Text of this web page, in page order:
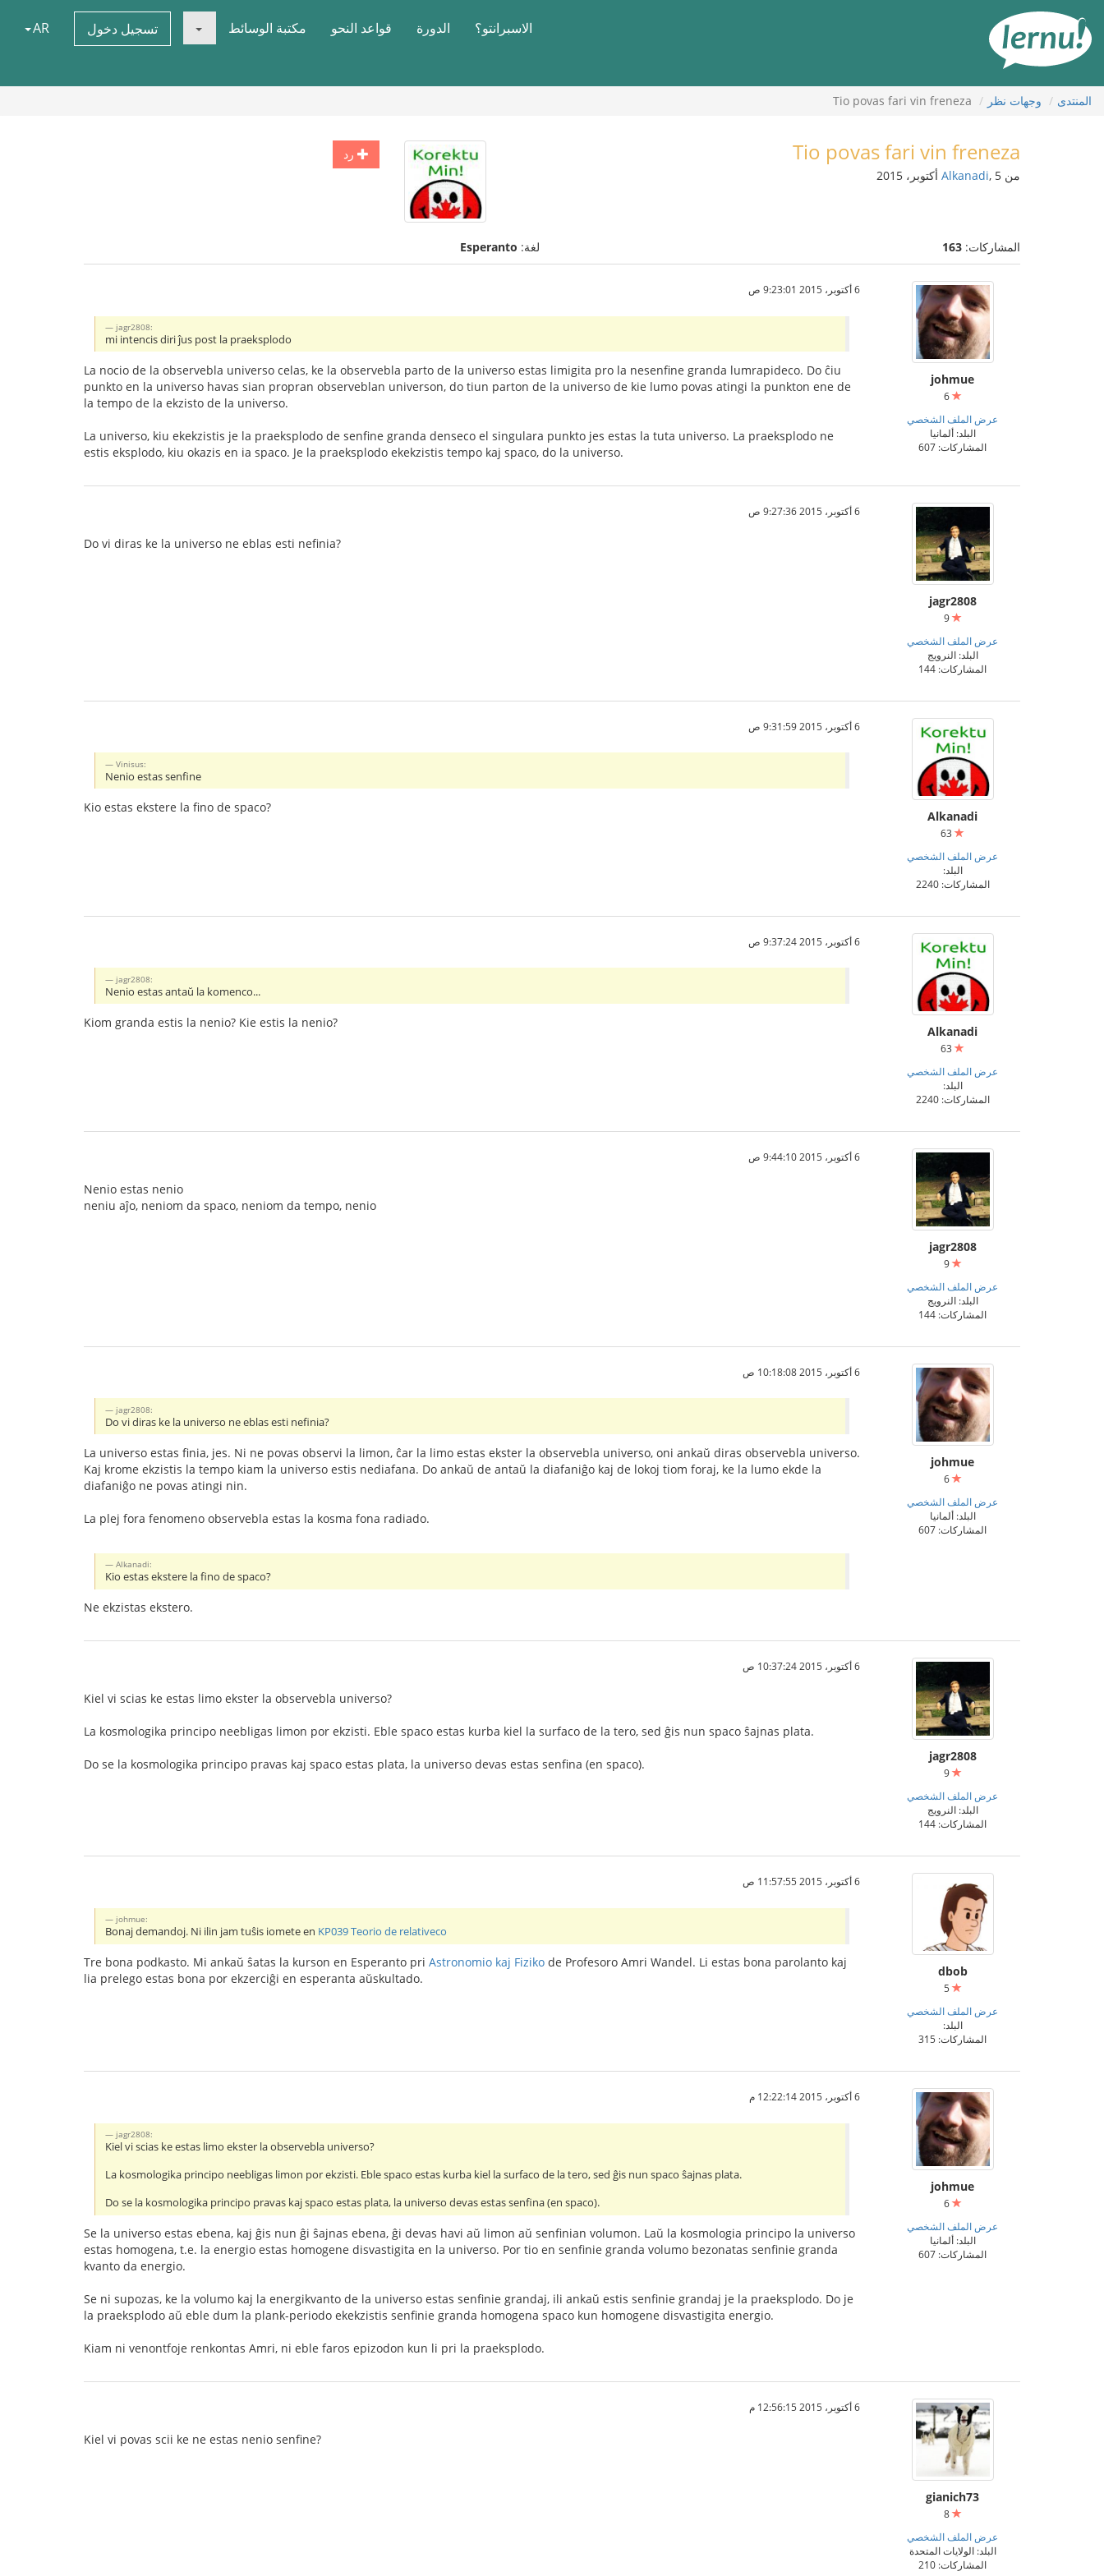
المحتويات
الاسبرانتو؟ الدورة قواعد النحو مكتبة الوسائط تسجيل دخول AR
المنتدى وجهات نظر Tio povas fari vin freneza
رد Tio povas fari vin freneza
من Alkanadi, 5 أكتوبر، 2015
المشاركات: 163 لغة: Esperanto
johmue
6
عرض الملف الشخصي
البلد: ألمانيا
المشاركات: 607
6 أكتوبر، 2015 9:23:01 ص
jagr2808:
mi intencis diri ĵus post la praeksplodo
La nocio de la observebla universo celas, ke la observebla parto de la universo estas limigita pro la nesenfine granda lumrapideco. Do ĉiu
punkto en la universo havas sian propran observeblan universon, do tiun parton de la universo de kie lumo povas atingi la punkton ene de
la tempo de la ekzisto de la universo.
La universo, kiu ekekzistis je la praeksplodo de senfine granda denseco el singulara punkto jes estas la tuta universo. La praeksplodo ne
estis eksplodo, kiu okazis en ia spaco. Je la praeksplodo ekekzistis tempo kaj spaco, do la universo.
jagr2808
9
عرض الملف الشخصي
البلد: النرويج
المشاركات: 144
6 أكتوبر، 2015 9:27:36 ص
Do vi diras ke la universo ne eblas esti nefinia?
Alkanadi
عرض الملف الشخصي
البلد:
المشاركات: 2240
6 أكتوبر، 2015 9:31:59 ص
Vinisus:
Nenio estas senfine
Kio estas ekstere la fino de spaco?
Alkanadi
عرض الملف الشخصي
البلد:
المشاركات: 2240
6 أكتوبر، 2015 9:37:24 ص
jagr2808:
Nenio estas antaŭ la komenco...
Kiom granda estis la nenio? Kie estis la nenio?
jagr2808
9
عرض الملف الشخصي
البلد: النرويج
المشاركات: 144
6 أكتوبر، 2015 9:44:10 ص
Nenio estas nenio
neniu aĵo, neniom da spaco, neniom da tempo, nenio
johmue
6
عرض الملف الشخصي
البلد: ألمانيا
المشاركات: 607
6 أكتوبر، 2015 10:18:08 ص
jagr2808:
Do vi diras ke la universo ne eblas esti nefinia?
La universo estas finia, jes. Ni ne povas observi la limon, ĉar la limo estas ekster la observebla universo, oni ankaŭ diras observebla universo.
Kaj krome ekzistis la tempo kiam la universo estis nediafana. Do ankaŭ de antaŭ la diafaniĝo kaj de lokoj tiom foraj, ke la lumo ekde la
diafaniĝo ne povas atingi nin.
La plej fora fenomeno observebla estas la kosma fona radiado.
Alkanadi:
Kio estas ekstere la fino de spaco?
Ne ekzistas ekstero.
jagr2808
9
عرض الملف الشخصي
البلد: النرويج
المشاركات: 144
6 أكتوبر، 2015 10:37:24 ص
Kiel vi scias ke estas limo ekster la observebla universo?
La kosmologika principo neebligas limon por ekzisti. Eble spaco estas kurba kiel la surfaco de la tero, sed ĝis nun spaco ŝajnas plata.
Do se la kosmologika principo pravas kaj spaco estas plata, la universo devas estas senfina (en spaco).
dbob
5
عرض الملف الشخصي
البلد:
المشاركات: 315
6 أكتوبر، 2015 11:57:55 ص
johmue:
Bonaj demandoj. Ni ilin jam tuŝis iomete en KP039 Teorio de relativeco
Tre bona podkasto. Mi ankaŭ ŝatas la kurson en Esperanto pri Astronomio kaj Fiziko de Profesoro Amri Wandel. Li estas bona parolanto kaj
lia prelego estas bona por ekzerciĝi en esperanta aŭskultado.
johmue
6
عرض الملف الشخصي
البلد: ألمانيا
المشاركات: 607
6 أكتوبر، 2015 12:22:14 م
jagr2808:
Kiel vi scias ke estas limo ekster la observebla universo?
La kosmologika principo neebligas limon por ekzisti. Eble spaco estas kurba kiel la surfaco de la tero, sed ĝis nun spaco ŝajnas plata.
Do se la kosmologika principo pravas kaj spaco estas plata, la universo devas estas senfina (en spaco).
Se la universo estas ebena, kaj ĝis nun ĝi ŝajnas ebena, ĝi devas havi aŭ limon aŭ senfinian volumon. Laŭ la kosmologia principo la universo
estas homogena, t.e. la energio estas homogene disvastigita en la universo. Por tio en senfinie granda volumo bezonatas senfinie granda
kvanto da energio.
Se ni supozas, ke la volumo kaj la energikvanto de la universo estas senfinie grandaj, ili ankaŭ estis senfinie grandaj je la praeksplodo. Do je
la praeksplodo aŭ eble dum la plank-periodo ekekzistis senfinie granda homogena spaco kun homogene disvastigita energio.
Kiam ni venontfoje renkontas Amri, ni eble faros epizodon kun li pri la praeksplodo.
gianich73
8
عرض الملف الشخصي
البلد: الولايات المتحدة
المشاركات: 210
6 أكتوبر، 2015 12:56:15 م
Kiel vi povas scii ke ne estas nenio senfine?